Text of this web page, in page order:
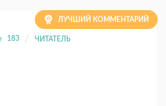
183 ЧИТАТЕЛЬ
ЛУЧШИЙ КОММЕНТАРИЙ